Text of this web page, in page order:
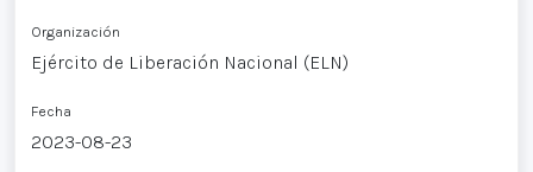
Organización
Ejército de Liberación Nacional (ELN)
Fecha
2023-08-23